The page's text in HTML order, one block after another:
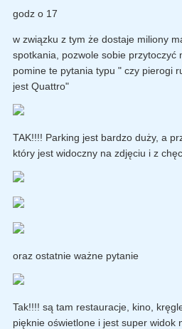
godz o 17
w związku z tym że dostaje miliony
spotkania, pozwole sobie przytoczyć
pomine te pytania typu " czy pierogi
jest Quattro"
TAK!!!! Parking jest bardzo duży, a
który jest widoczny na zdjęciu i z
oraz ostatnie ważne pytanie
Tak!!!! są tam restauracje, kino,
pięknie oświetlone i jest super widok